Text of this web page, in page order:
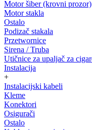
Motor šiber (krovni prozor)
Motor stakla
Ostalo
Podizač stakala
Przetwornice
Sirena / Truba
Utičnice za upaljač za
Instalacija
+
Instalacijski kabeli
Kleme
Konektori
Osigurači
Ostalo